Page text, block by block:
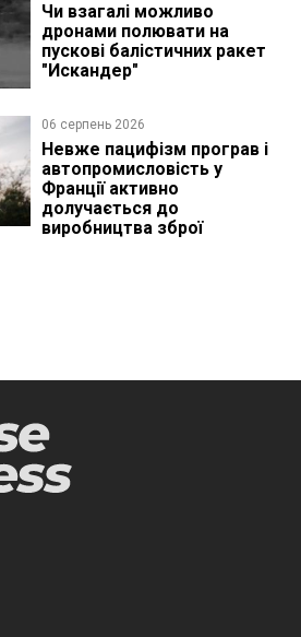
Чи взагалі можливо
дронами полювати на
пускові балістичних ракет
"Искандер"
06 серпень 2026
Невже пацифізм програв і
автопромисловість у
Франції активно
долучається до
виробництва зброї